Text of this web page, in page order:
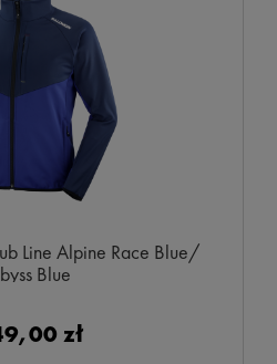
Line Alpine Race Blue/
Blue
zł